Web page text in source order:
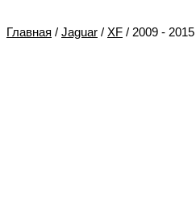
Главная / Jaguar / XF / 2009 - 2015